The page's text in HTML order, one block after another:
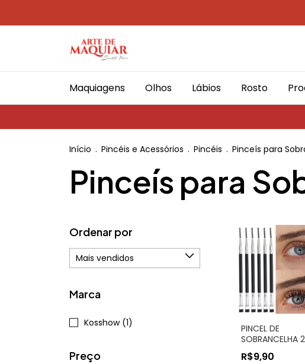
Maquiagens Olhos Lábios Rosto
Início . Pincéis e Acessórios . Pincéis . Pinceís para
Pinceís para
Ordenar por
Marca
Kosshow (1)
Preço
PINCEL DE
SOBRANCELHA
1 COM
R$9,90